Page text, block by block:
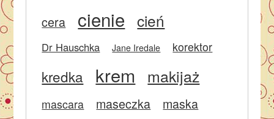
cera cienie cień
Dr Hauschka Jane Iredale korektor
kredka krem makijaż
mascara maseczka maska